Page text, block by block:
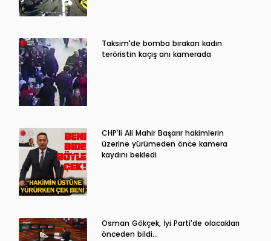
Taksim'de bomba bırakan kadın
teröristin kaçış anı kamerada
CHP'li Ali Mahir Başarır hakimlerin
üzerine yürümeden önce kamera
kaydını bekledi
Osman Gökçek, İyi Parti'de olacakları
önceden bildi...